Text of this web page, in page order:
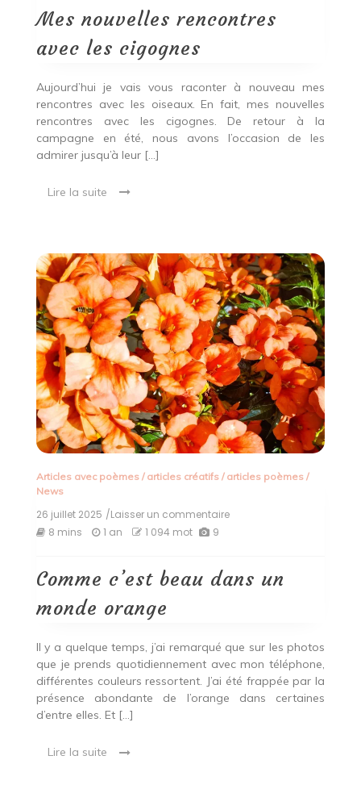
avec
les
Mes nouvelles rencontres
avec les cigognes
Aujourd’hui je vais vous raconter à nouveau mes
rencontres avec les oiseaux. En fait, mes nouvelles
rencontres avec les cigognes. De retour à la
campagne en été, nous avons l’occasion de les
admirer jusqu’à leur […]
Lire la suite
Articles avec poèmes/ articles créatifs/ articles poèmes/
News
26 juillet 2025 /Laisser un commentaireon
un
8 mins 1 an 1 094 mot 9
Comme c’est beau dans un
monde orange
Il y a quelque temps, j’ai remarqué que sur les photos
que je prends quotidiennement avec mon téléphone,
différentes couleurs ressortent. J’ai été frappée par la
présence abondante de l’orange dans certaines
d’entre elles. Et […]
Lire la suite